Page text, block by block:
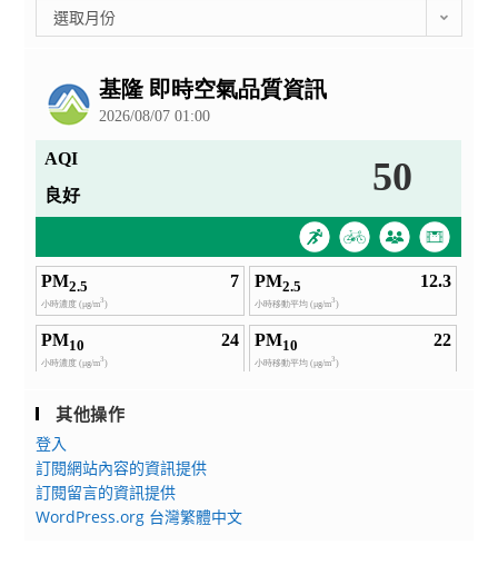
整
選取月份
其他操作
登入
訂閱網站內容的資訊提供
訂閱留言的資訊提供
WordPress.org 台灣繁體中文